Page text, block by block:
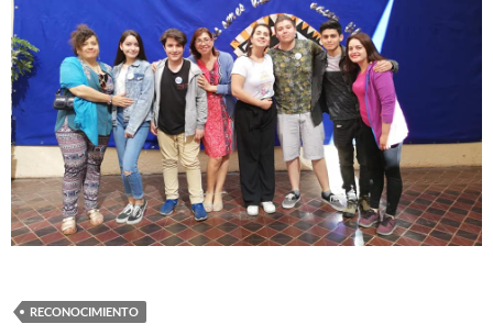
RECONOCIMIENTO